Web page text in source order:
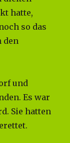
hatte,
so das
den
und
Es war
Sie hatten